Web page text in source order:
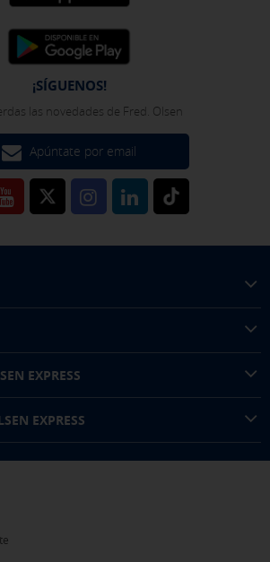
¡SÍGUENOS!
las novedades de Fred. Olsen
Apúntate por email
EXPRESS
EXPRESS